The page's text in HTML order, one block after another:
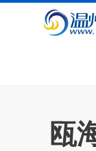
瓯